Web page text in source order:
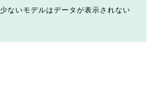
ないモデルはデータが表示されない